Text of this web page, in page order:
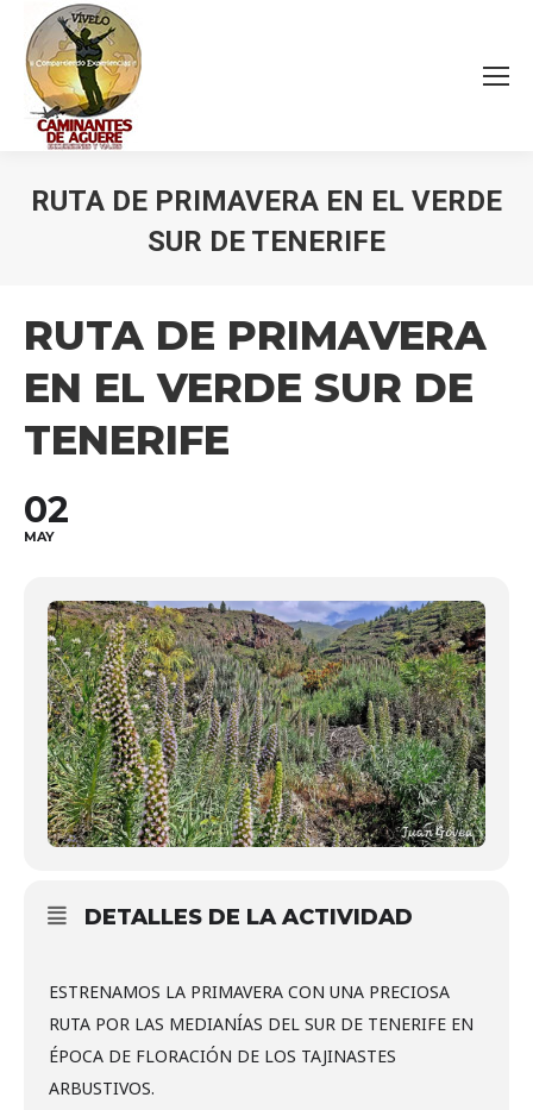
RUTA DE PRIMAVERA EN EL VERDE
SUR DE TENERIFE
RUTA DE PRIMAVERA
EN EL VERDE SUR DE
TENERIFE
02
MAY
DETALLES DE LA ACTIVIDAD
ESTRENAMOS LA PRIMAVERA CON UNA PRECIOSA
RUTA POR LAS MEDIANÍAS DEL SUR DE TENERIFE EN
ÉPOCA DE FLORACIÓN DE LOS TAJINASTES
ARBUSTIVOS.